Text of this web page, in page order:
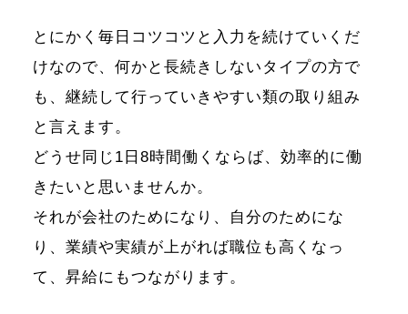
とにかく毎日コツコツと入力を続けていくだ
けなので、何かと長続きしないタイプの方で
も、継続して行っていきやすい類の取り組み
と言えます。
どうせ同じ1日8時間働くならば、効率的に働
きたいと思いませんか。
それが会社のためになり、自分のためにな
り、業績や実績が上がれば職位も高くなっ
て、昇給にもつながります。